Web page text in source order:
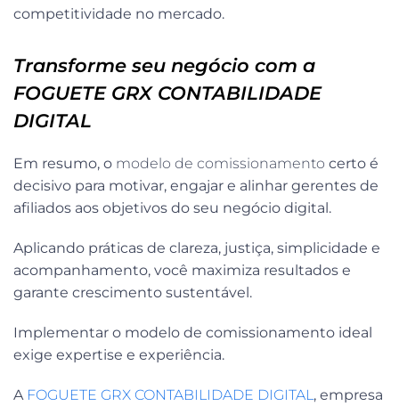
competitividade no mercado.
Transforme seu negócio com a
FOGUETE GRX CONTABILIDADE
DIGITAL
Em resumo, o modelo de comissionamento certo é
decisivo para motivar, engajar e alinhar gerentes de
afiliados aos objetivos do seu negócio digital.
Aplicando práticas de clareza, justiça, simplicidade e
acompanhamento, você maximiza resultados e
garante crescimento sustentável.
Implementar o modelo de comissionamento ideal
exige expertise e experiência.
A FOGUETE GRX CONTABILIDADE DIGITAL , empresa